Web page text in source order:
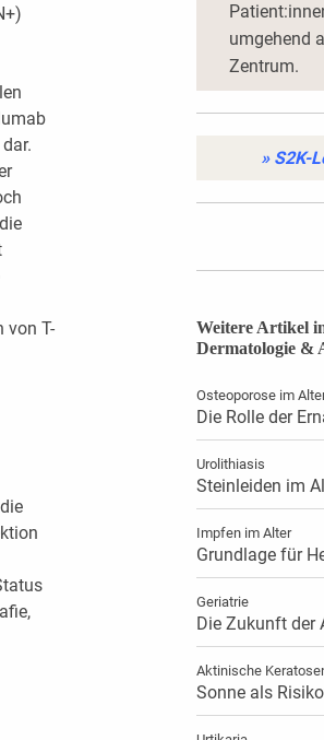
von T-
umgehend
Zentrum.
» S2K-
Weitere Artikel
Dermatologie &
Osteoporose im
Die Rolle der
Urolithiasis
Steinleiden im
Impfen im Alter
Grundlage für
Geriatrie
Die Zukunft der
Aktinische
Sonne als